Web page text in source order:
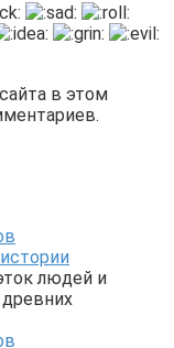
в этом
людей и